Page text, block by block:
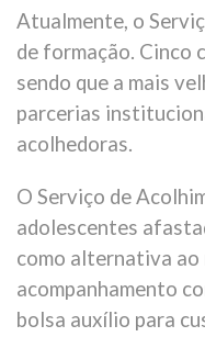
Atualmente, o
de formação. Cinco
sendo que a mais
parcerias
acolhedoras.
O Serviço de
adolescentes
como alternativa ao
acompanhamento
bolsa auxílio para